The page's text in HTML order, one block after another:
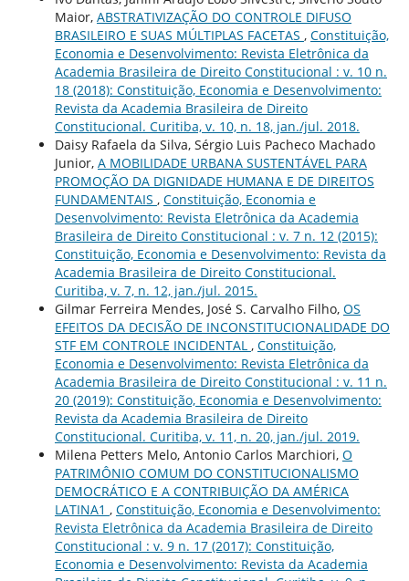
Maior, ABSTRATIVIZAÇÃO DO CONTROLE DIFUSO
BRASILEIRO E SUAS MÚLTIPLAS FACETAS , Constituição,
Economia e Desenvolvimento: Revista Eletrônica da
Academia Brasileira de Direito Constitucional : v. 10 n.
18 (2018): Constituição, Economia e Desenvolvimento:
Revista da Academia Brasileira de Direito
Constitucional. Curitiba, v. 10, n. 18, jan./jul. 2018.
Daisy Rafaela da Silva, Sérgio Luis Pacheco Machado
Junior, A MOBILIDADE URBANA SUSTENTÁVEL PARA
PROMOÇÃO DA DIGNIDADE HUMANA E DE DIREITOS
FUNDAMENTAIS , Constituição, Economia e
Desenvolvimento: Revista Eletrônica da Academia
Brasileira de Direito Constitucional : v. 7 n. 12 (2015):
Constituição, Economia e Desenvolvimento: Revista da
Academia Brasileira de Direito Constitucional.
Curitiba, v. 7, n. 12, jan./jul. 2015.
Gilmar Ferreira Mendes, José S. Carvalho Filho, OS
EFEITOS DA DECISÃO DE INCONSTITUCIONALIDADE DO
STF EM CONTROLE INCIDENTAL , Constituição,
Economia e Desenvolvimento: Revista Eletrônica da
Academia Brasileira de Direito Constitucional : v. 11 n.
20 (2019): Constituição, Economia e Desenvolvimento:
Revista da Academia Brasileira de Direito
Constitucional. Curitiba, v. 11, n. 20, jan./jul. 2019.
Milena Petters Melo, Antonio Carlos Marchiori, O
PATRIMÔNIO COMUM DO CONSTITUCIONALISMO
DEMOCRÁTICO E A CONTRIBUIÇÃO DA AMÉRICA
LATINA1 , Constituição, Economia e Desenvolvimento:
Revista Eletrônica da Academia Brasileira de Direito
Constitucional : v. 9 n. 17 (2017): Constituição,
Economia e Desenvolvimento: Revista da Academia